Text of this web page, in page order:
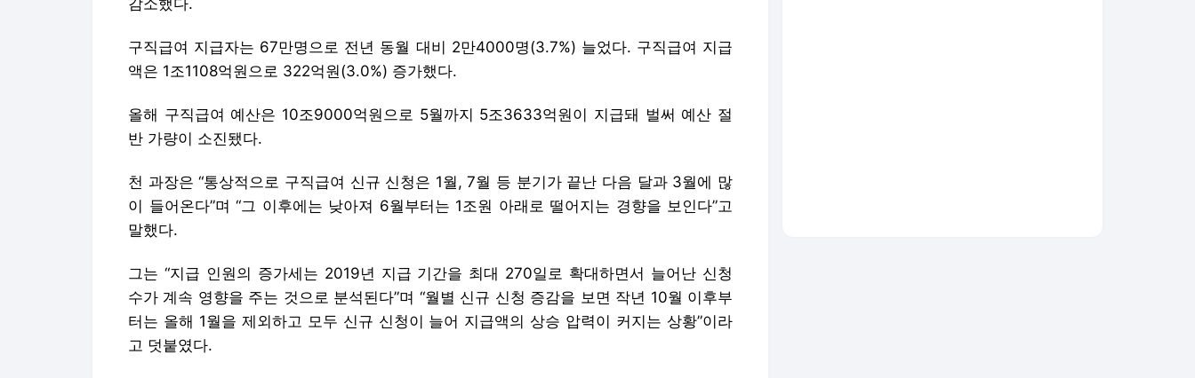
천 과장은 “통상적으로 구직급여 신규 신청은 1월, 7월 등 분기가 끝난 다음 달과 3월에 많
이 들어온다”며 “그 이후에는 낮아져 6월부터는 1조원 아래로 떨어지는 경향을 보인다”고
그는 “지급 인원의 증가세는 2019년 지급 기간을 최대 270일로 확대하면서 늘어난 신청
터는 올해 1월을 제외하고 모두 신규 신청이 늘어 지급액의 상승 압력이 커지는 상황”이라
고 덧붙였다.
데일리안에서 직접 확인하세요. 해당 언론사로 이동합니다.